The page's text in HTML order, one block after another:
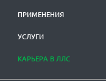
ПРИМЕНЕНИЯ
УСЛУГИ
КАРЬЕРА В ЛЛС